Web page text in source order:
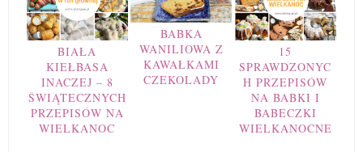
BIAŁA
KIEŁBASA
INACZEJ – 8
ŚWIĄTECZNYCH
PRZEPISÓW NA
WIELKANOC
BABKA
WANILIOWA Z
KAWAŁKAMI
CZEKOLADY
15
SPRAWDZONYC
H PRZEPISÓW
NA BABKI I
BABECZKI
WIELKANOCNE